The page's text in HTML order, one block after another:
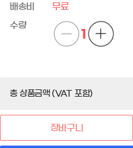
배송비 무료
수량
1
총 상품금액 (VAT 포함)
장바구니